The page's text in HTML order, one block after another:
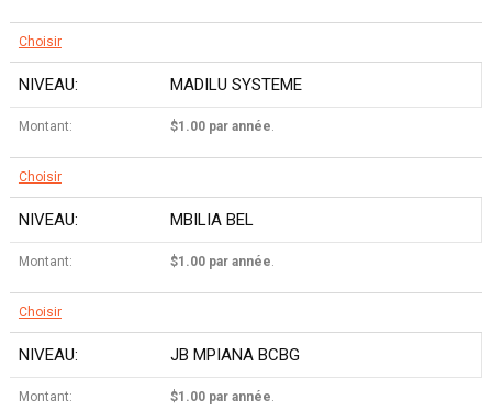
Choisir
MADILU SYSTEME
$1.00 par année.
Choisir
MBILIA BEL
$1.00 par année.
Choisir
JB MPIANA BCBG
$1.00 par année.